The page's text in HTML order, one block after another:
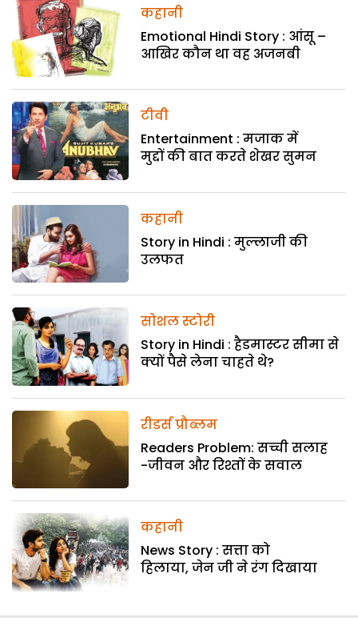
कहानी
Emotional Hindi Story : आंसू –
आखिर कौन था वह अजनबी
टीवी
Entertainment : मजाक में
मुद्दों की बात करते शेखर सुमन
कहानी
Story in Hindi : मुल्लाजी की
उलफत
सोशल स्टोरी
Story in Hindi : हैडमास्टर सीमा से
क्यों पैसे लेना चाहते थे?
रीडर्स प्रौब्लम
Readers Problem: सच्ची सलाह
-जीवन और रिश्तों के सवाल
कहानी
News Story : सत्ता को
हिलाया, जेन जी ने रंग दिखाया